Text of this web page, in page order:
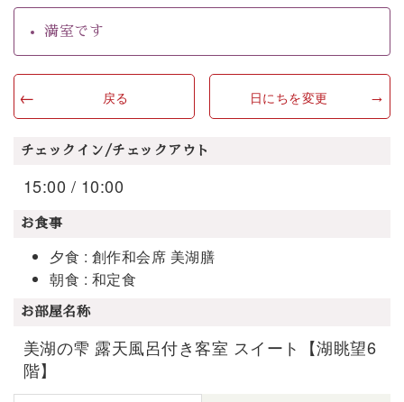
満室です
戻る 日にちを変更
チェックイン/チェックアウト
15:00 / 10:00
お食事
夕食 : 創作和会席 美湖膳
朝食 : 和定食
お部屋名称
美湖の雫 露天風呂付き客室 スイート【湖眺望6
階】